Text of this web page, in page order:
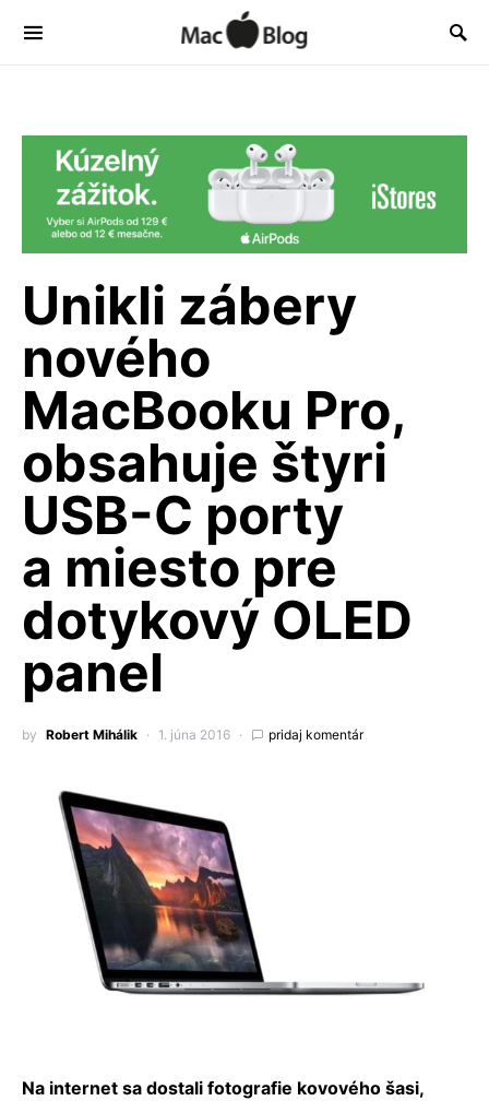
Unikli zábery
nového
MacBooku Pro,
obsahuje štyri
USB-C porty
a miesto pre
dotykový OLED
panel
by Robert Mihálik 1. júna 2016 pridaj komentár
Na internet sa dostali fotografie kovového šasi,